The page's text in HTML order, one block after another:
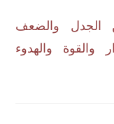
الجدل والضعف
والهدوء